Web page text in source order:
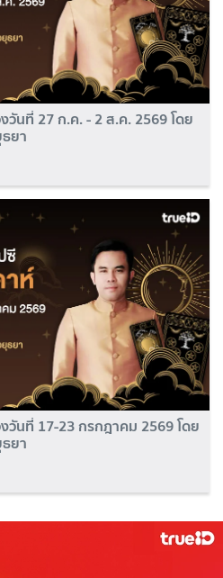
นที่ 27 ก.ค. - 2 ส.ค. 2569 โดย
ยา
นที่ 17-23 กรกฎาคม 2569 โดย
ยา